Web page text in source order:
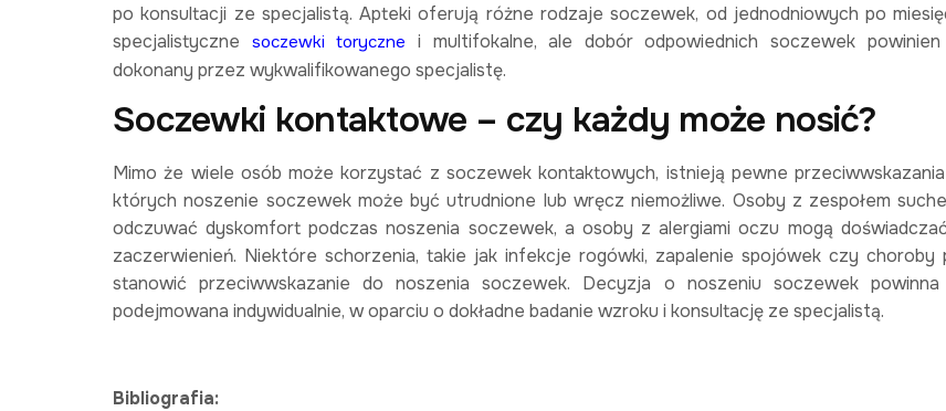
po konsultacji ze specjalistą. Apteki oferują różne rodzaje soczewek, od jednodniowych po
specjalistyczne soczewki toryczne i multifokalne, ale dobór odpowiednich soczewek
dokonany przez wykwalifikowanego specjalistę.
Soczewki kontaktowe – czy każdy może nosić?
Mimo że wiele osób może korzystać z soczewek kontaktowych, istnieją pewne
których noszenie soczewek może być utrudnione lub wręcz niemożliwe. Osoby z zespołem
odczuwać dyskomfort podczas noszenia soczewek, a osoby z alergiami oczu mogą
zaczerwienień. Niektóre schorzenia, takie jak infekcje rogówki, zapalenie spojówek czy choroby
stanowić przeciwwskazanie do noszenia soczewek. Decyzja o noszeniu soczewek
podejmowana indywidualnie, w oparciu o dokładne badanie wzroku i konsultację ze specjalistą.​
Bibliografia: